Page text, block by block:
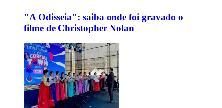
"A Odisseia": saiba onde foi gravado o
filme de Christopher Nolan